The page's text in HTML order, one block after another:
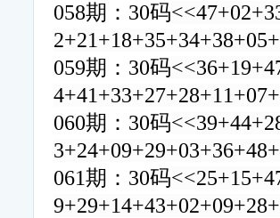
058期：30码
059期：30码
060期：30码
061期：30码